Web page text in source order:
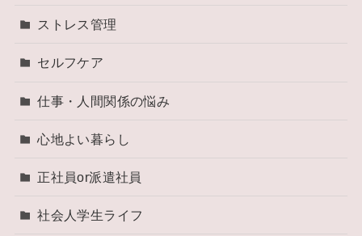
ストレス管理
セルフケア
仕事・人間関係の悩み
心地よい暮らし
正社員or派遣社員
社会人学生ライフ